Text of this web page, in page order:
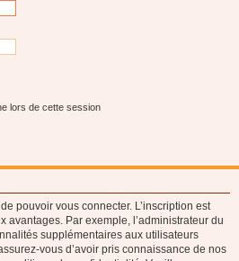
lors de cette session
pouvoir vous connecter. L’inscription est
avantages. Par exemple, l’administrateur du
supplémentaires aux utilisateurs
vous d’avoir pris connaissance de nos